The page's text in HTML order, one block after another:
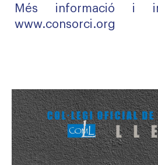
Més informació i
www.consorci.org